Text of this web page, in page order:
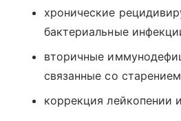
хронические
бактериальные
вторичные
связанные со
коррекция лейкопении